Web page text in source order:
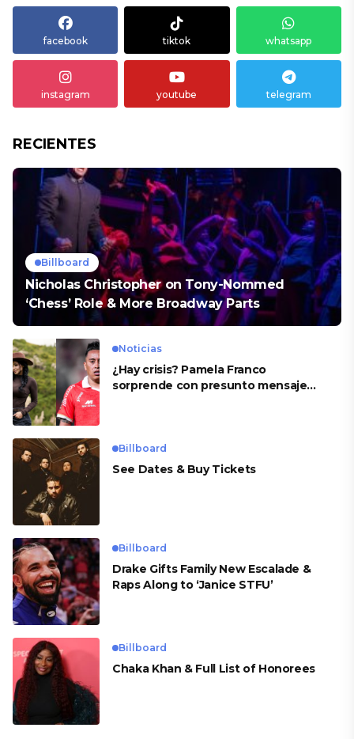
facebook tiktok whatsapp
instagram youtube telegram
RECIENTES
Billboard
Nicholas Christopher on Tony-Nommed
‘Chess’ Role & More Broadway Parts
Noticias
¿Hay crisis? Pamela Franco
sorprende con presunto mensaje
Billboard
See Dates & Buy Tickets
Billboard
Drake Gifts Family New Escalade &
Raps Along to ‘Janice STFU’
Billboard
Chaka Khan & Full List of Honorees